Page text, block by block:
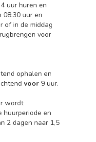
uur huren en
08:30 uur en
of in de middag
voor
ophalen en
voor 9 uur.
wordt
huurperiode en
2 dagen naar 1,5